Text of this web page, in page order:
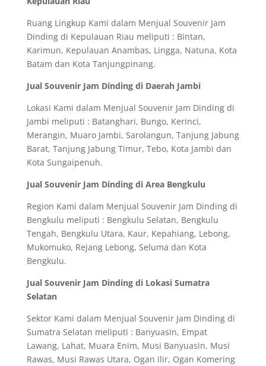
Ruang Lingkup Kami dalam Menjual Souvenir Jam
Dinding di Kepulauan Riau meliputi : Bintan,
Karimun, Kepulauan Anambas, Lingga, Natuna, Kota
Batam dan Kota Tanjungpinang.
Jual Souvenir Jam Dinding di Daerah Jambi
Lokasi Kami dalam Menjual Souvenir Jam Dinding di
Jambi meliputi : Batanghari, Bungo, Kerinci,
Merangin, Muaro Jambi, Sarolangun, Tanjung Jabung
Barat, Tanjung Jabung Timur, Tebo, Kota Jambi dan
Kota Sungaipenuh.
Jual Souvenir Jam Dinding di Area Bengkulu
Region Kami dalam Menjual Souvenir Jam Dinding di
Bengkulu meliputi : Bengkulu Selatan, Bengkulu
Tengah, Bengkulu Utara, Kaur, Kepahiang, Lebong,
Mukomuko, Rejang Lebong, Seluma dan Kota
Bengkulu.
Jual Souvenir Jam Dinding di Lokasi Sumatra
Selatan
Sektor Kami dalam Menjual Souvenir Jam Dinding di
Sumatra Selatan meliputi : Banyuasin, Empat
Lawang, Lahat, Muara Enim, Musi Banyuasin, Musi
Rawas, Musi Rawas Utara, Ogan Ilir, Ogan Komering